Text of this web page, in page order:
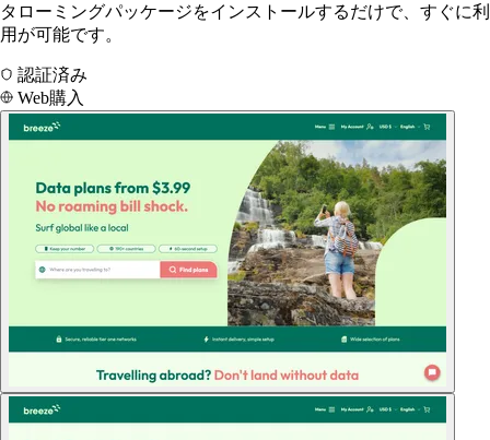
タローミングパッケージをインストールするだけで、すぐに利
用が可能です。
認証済み
Web購入